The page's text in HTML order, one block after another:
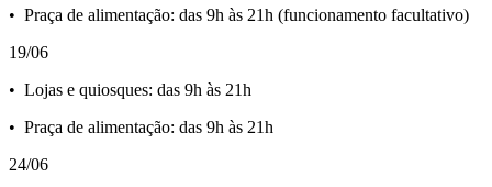
•⁠ ⁠Praça de alimentação: das 9h às 21h (funcionamento facultativo)
19/06
•⁠ ⁠Lojas e quiosques: das 9h às 21h
•⁠ ⁠Praça de alimentação: das 9h às 21h
24/06